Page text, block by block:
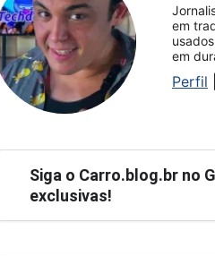
em
em
Perfil
Siga o Carro.blog.br no
exclusivas!